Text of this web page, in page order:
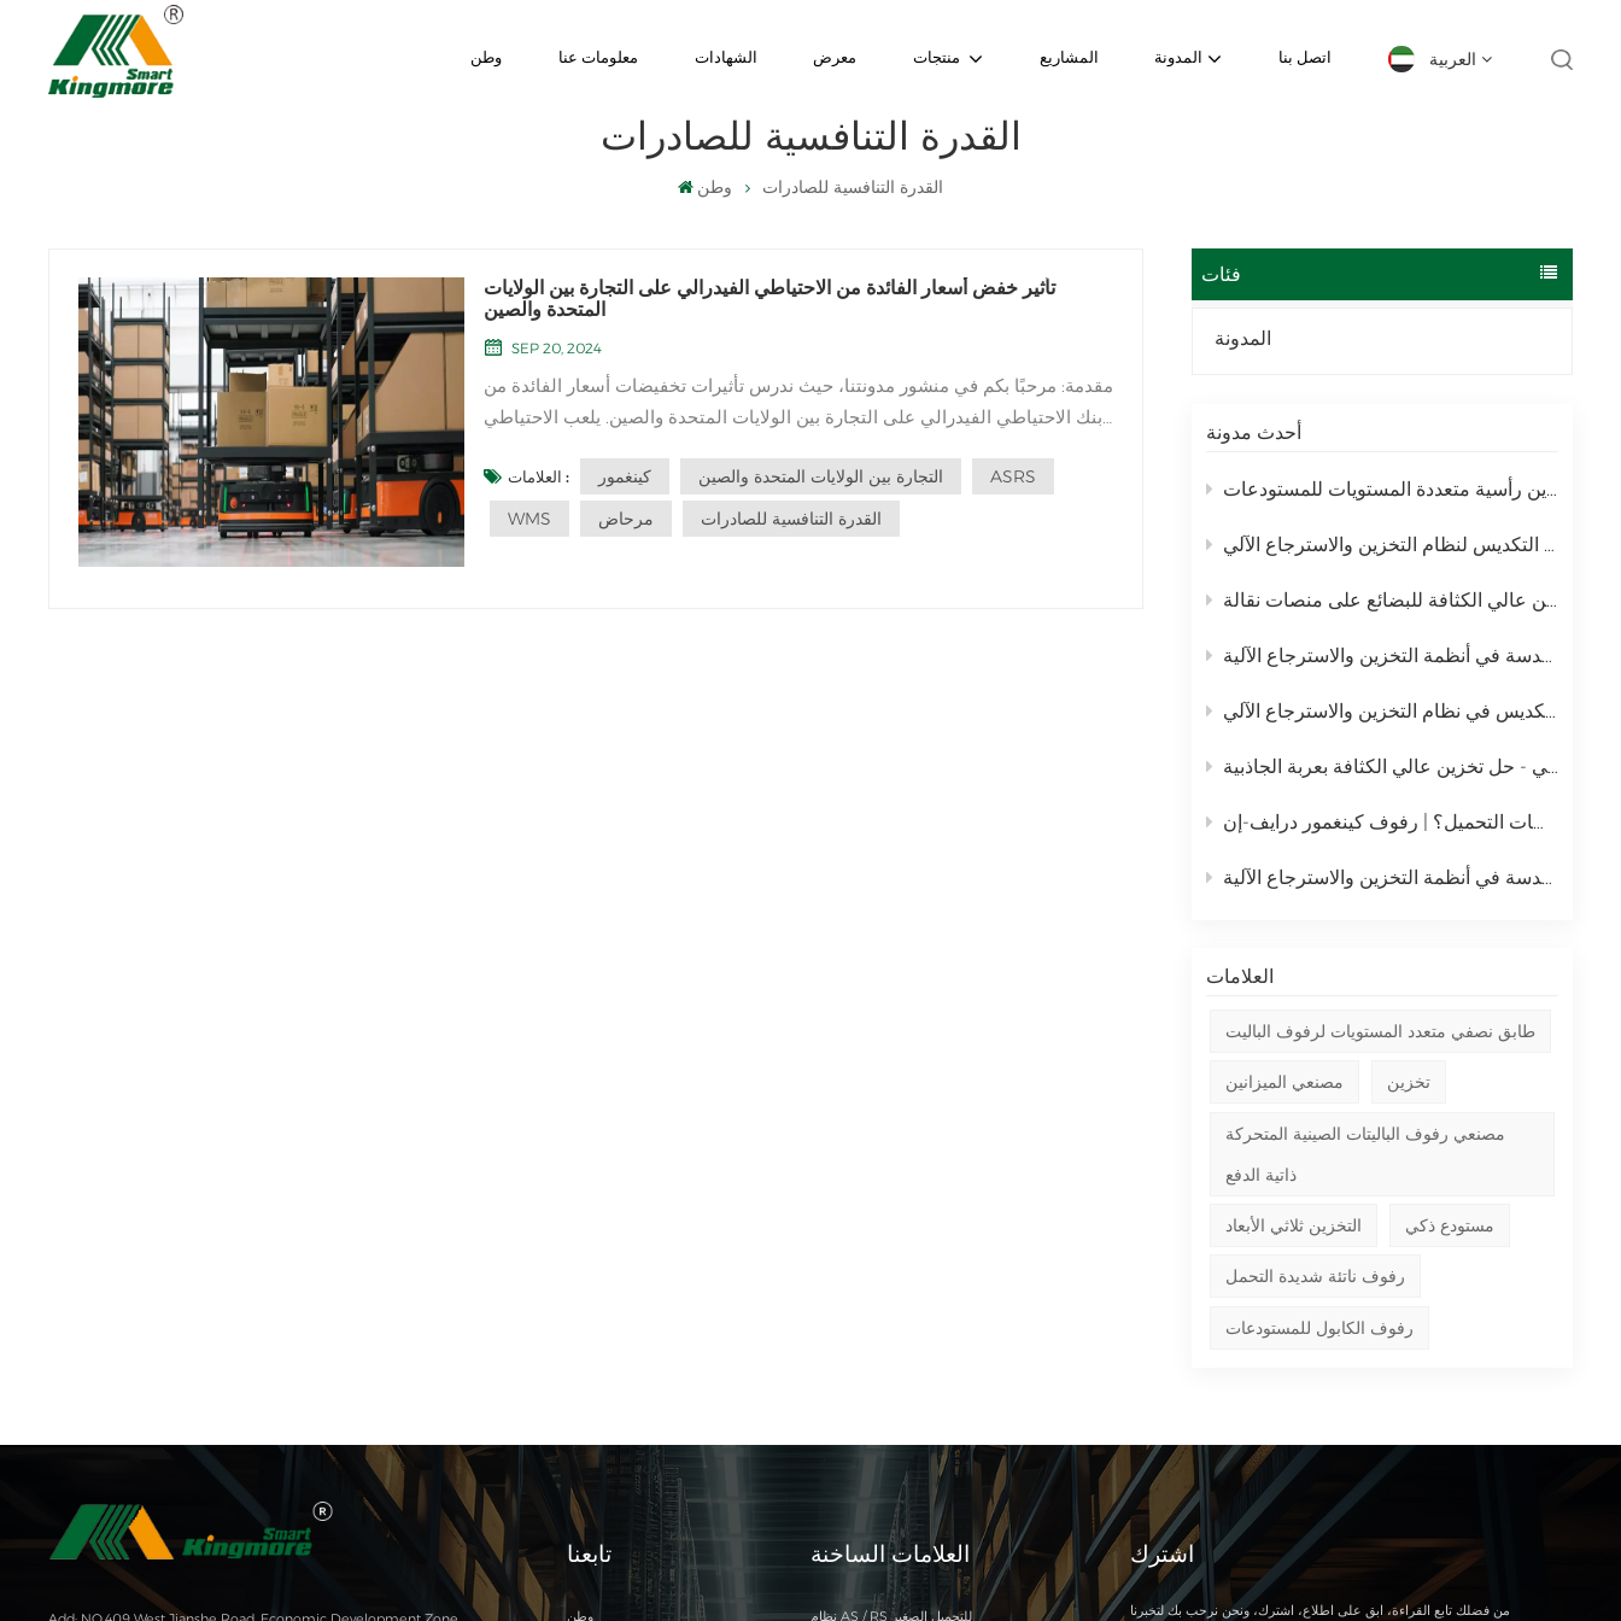
وطن معلومات عنا الشهادات معرض المشاريع المدونة اتصل بنا العربية
العربية
português
中文
русский
القدرة التنافسية للصادرات
وطن القدرة التنافسية للصادرات
فئات
المدونة
أحدث مدونة
رفوف الميزانين – حلول تخزين رأسية متعددة المستويات للمستودعات
خطة الصيانة اليومية الكاملة لرافعة التكديس لنظام التخزين والاسترجاع الآلي
نظام التخزين بالدفع المباشر – حل تخزين عالي الكثافة للبضائع على منصات نقالة
نظام رفوف الدفع الخلفي - حل تخزين عالي الكثافة بعربة الجاذبية
ما هو أفضل رف تخزين عالي الكثافة للبضائع السائبة على منصات التحميل؟ | رفوف كينغمور درايف-إن
العلامات
طابق نصفي متعدد المستويات لرفوف الباليت
مصنعي الميزانين تخزين
مصنعي رفوف الباليتات الصينية المتحركة
ذاتية الدفع
التخزين ثلاثي الأبعاد مستودع ذكي
رفوف ناتئة شديدة التحمل
رفوف الكابول للمستودعات
تأثير خفض أسعار الفائدة من الاحتياطي الفيدرالي على التجارة بين الولايات
المتحدة والصين
SEP 20, 2024
مقدمة: مرحبًا بكم في منشور مدونتنا، حيث ندرس تأثيرات تخفيضات أسعار الفائدة من
بنك الاحتياطي الفيدرالي على التجارة بين الولايات المتحدة والصين. يلعب الاحتياطي
الاقتصاد الأمريكي من خلال قرارات السياسة النقدية، بما في ذلك تعدي...
العلامات : كينغمور التجارة بين الولايات المتحدة والصين
ASRS
WMS
مرحاض القدرة التنافسية للصادرات
تابعنا
وطن
العلامات الساخنة
نظام AS / RS للتحميل الصغير
اشترك
من فضلك تابع القراءة، ابق على اطلاع، اشترك، ونحن نرحب بك لتخبرنا